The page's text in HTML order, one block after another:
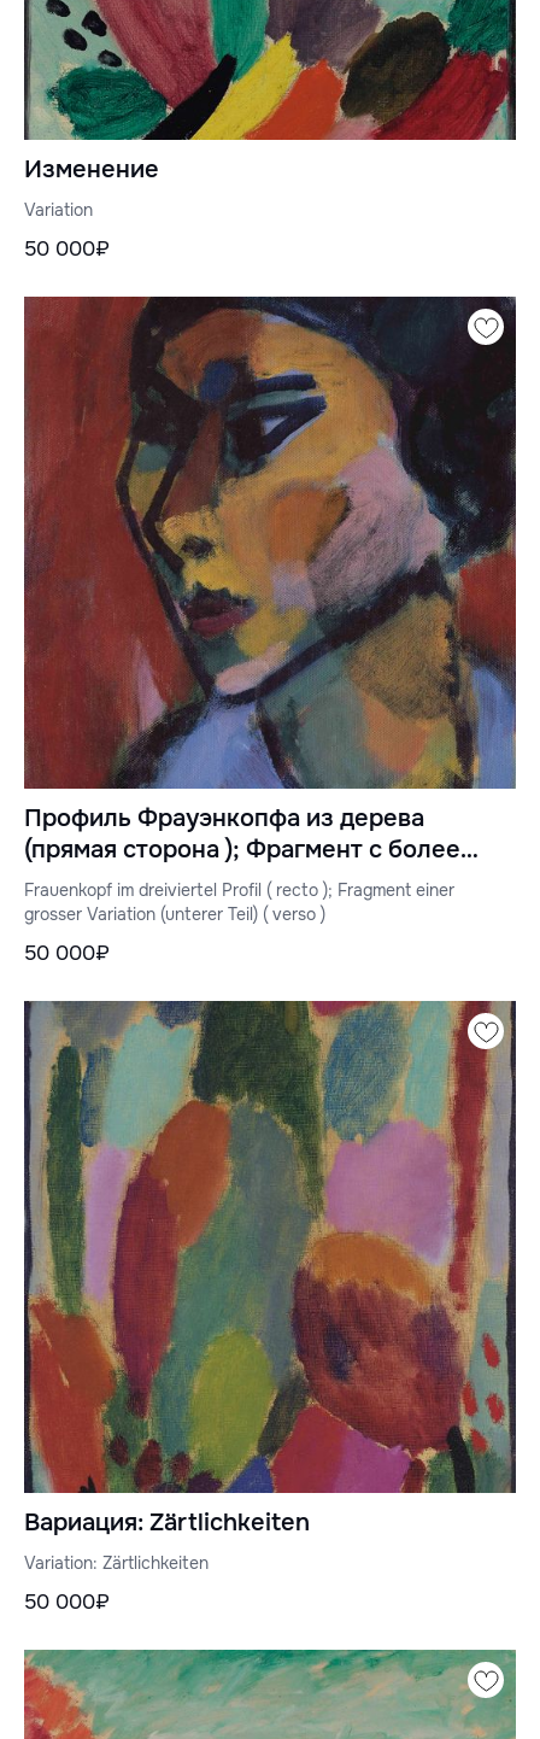
Изменение
Variation
50 000₽
Профиль Фрауэнкопфа из дерева
(прямая сторона ); Фрагмент с более
крупным изменением (нижняя сторона)
(оборотная сторона)
Frauenkopf im dreiviertel Profil ( recto ); Fragment einer
grosser Variation (unterer Teil) ( verso )
50 000₽
Вариация: Zärtlichkeiten
Variation: Zärtlichkeiten
50 000₽